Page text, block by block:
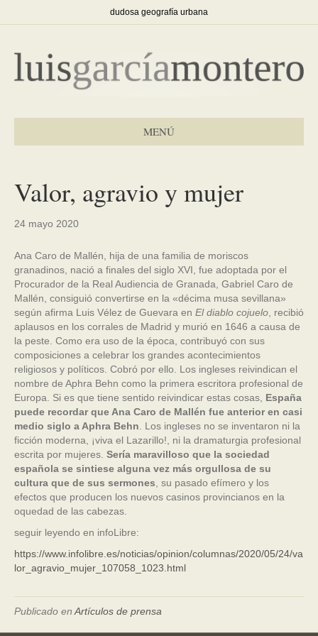
dudosa geografía urbana
MENÚ
Valor, agravio y mujer
24 mayo 2020
Ana Caro de Mallén, hija de una familia de moriscos
granadinos, nació a finales del siglo XVI, fue adoptada por el
Procurador de la Real Audiencia de Granada, Gabriel Caro de
Mallén, consiguió convertirse en la «décima musa sevillana»
según afirma Luis Vélez de Guevara en El diablo cojuelo , recibió
aplausos en los corrales de Madrid y murió en 1646 a causa de
la peste. Como era uso de la época, contribuyó con sus
composiciones a celebrar los grandes acontecimientos
religiosos y políticos. Cobró por ello. Los ingleses reivindican el
nombre de Aphra Behn como la primera escritora profesional de
Europa. Si es que tiene sentido reivindicar estas cosas, España
puede recordar que Ana Caro de Mallén fue anterior en casi
medio siglo a Aphra Behn . Los ingleses no se inventaron ni la
ficción moderna, ¡viva el Lazarillo!, ni la dramaturgia profesional
escrita por mujeres. Sería maravilloso que la sociedad
española se sintiese alguna vez más orgullosa de su
cultura que de sus sermones , su pasado efímero y los
efectos que producen los nuevos casinos provincianos en la
oquedad de las cabezas.
seguir leyendo en infoLibre:
https://www.infolibre.es/noticias/opinion/columnas/2020/05/24/va
lor_agravio_mujer_107058_1023.html
Publicado en Artículos de prensa